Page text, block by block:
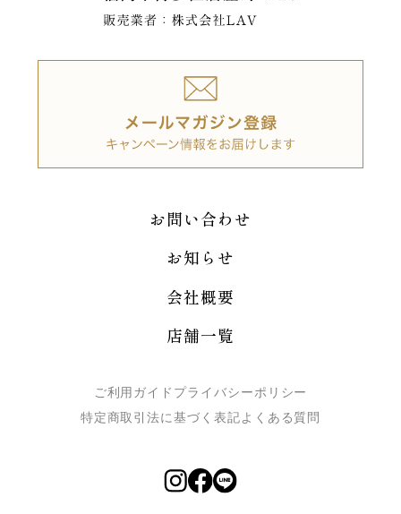
お問い合わせ
お知らせ
会社概要
店舗一覧
ご利用ガイド プライバシーポリシー
特定商取引法に基づく表記よくある質問